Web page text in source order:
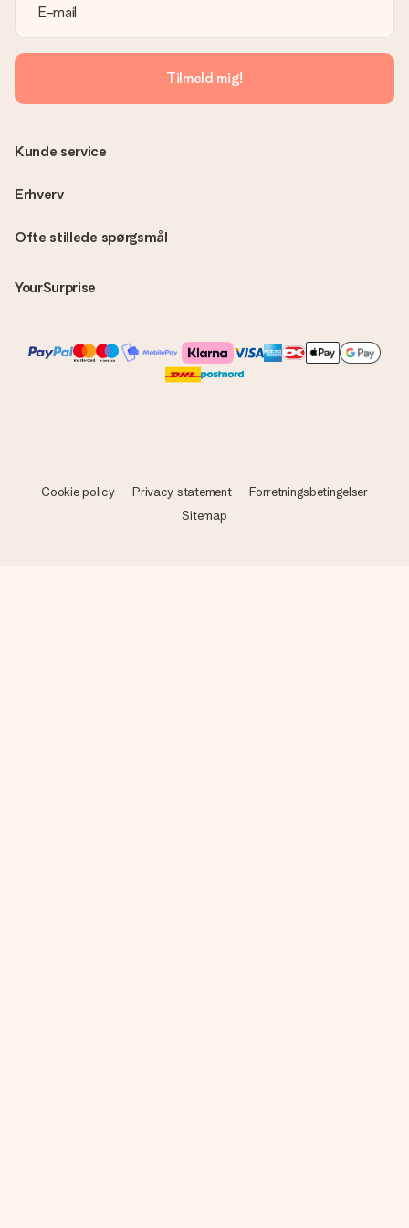
Tilmeld mig!
Ofte stillede spørgsmål
YourSurprise
Kunde service
Erhverv
Cookie policy Privacy statement
Forretningsbetingelser
Sitemap